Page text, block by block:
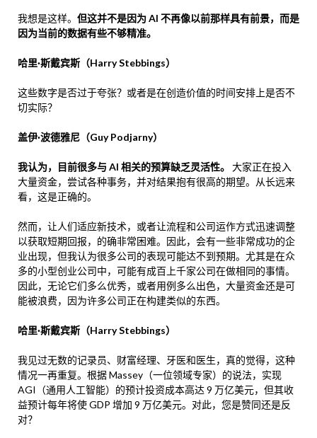
我想是这样。 但这并不是因为 AI 不再像以前那样具有前景，而是
因为当前的数据有些不够精准。
哈里·斯戴宾斯（Harry Stebbings）
这些数字是否过于夸张？或者是在创造价值的时间安排上是否不
切实际？
盖伊·波德雅尼（Guy Podjarny）
我认为，目前很多与 AI 相关的预算缺乏灵活性。
大家正在投入
大量资金，尝试各种事务，并对结果抱有很高的期望。从长远来
看，这是正确的。
然而，让人们适应新技术，或者让流程和公司运作方式迅速调整
以获取短期回报，的确非常困难。因此，会有一些非常成功的企
业出现，但我认为很多公司的表现可能达不到预期。尤其是在众
多的小型创业公司中，可能有成百上千家公司在做相同的事情。
因此，无论它们多么优秀，或者用例多么出色，大量资金还是可
能被浪费，因为许多公司正在构建类似的东西。
哈里·斯戴宾斯（Harry Stebbings）
我见过无数的记录员、财富经理、牙医和医生，真的觉得，这种
情况一再重复。根据 Massey（一位领域专家）的说法，实现
AGI（通用人工智能）的预计投资成本高达 9 万亿美元，但其收
益预计每年将使 GDP 增加 9 万亿美元。对此，您是赞同还是反
对？